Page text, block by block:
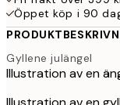
Öppet köp i 90
Gyllene julängel
Illustration av en